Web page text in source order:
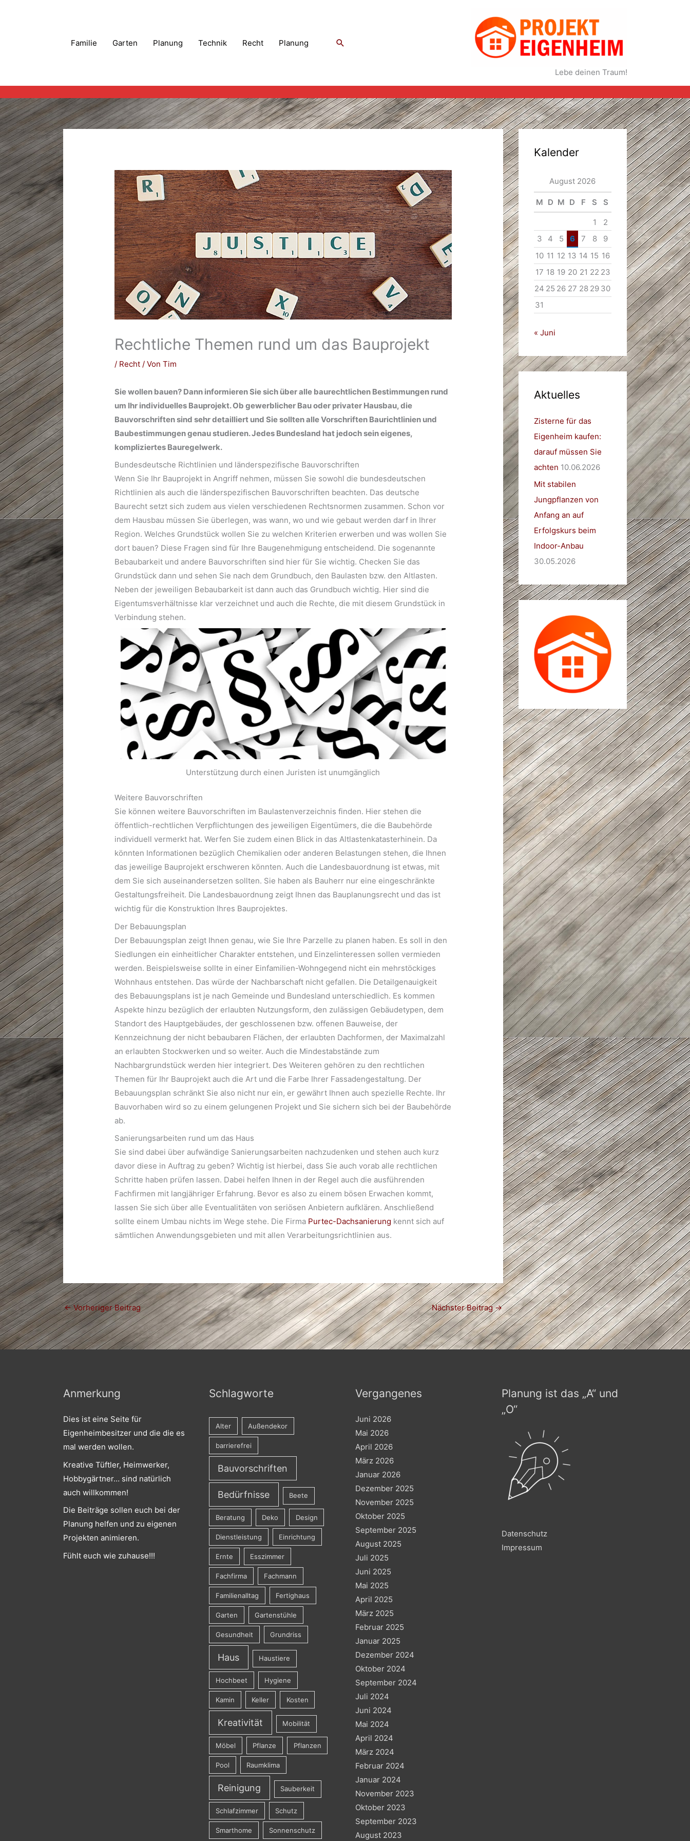
Lebe deinen Traum!
Familie Garten Planung Technik Recht Planung Suchen
Rechtliche Themen rund um das Bauprojekt
/ Recht/ Von Tim
Sie wollen bauen? Dann informieren Sie sich über alle baurechtlichen Bestimmungen rund
um Ihr individuelles Bauprojekt. Ob gewerblicher Bau oder privater Hausbau, die
Bauvorschriften sind sehr detailliert und Sie sollten alle Vorschriften Baurichtlinien und
Baubestimmungen genau studieren. Jedes Bundesland hat jedoch sein eigenes,
kompliziertes Bauregelwerk.
Bundesdeutsche Richtlinien und länderspezifische Bauvorschriften
Wenn Sie Ihr Bauprojekt in Angriff nehmen, müssen Sie sowohl die bundesdeutschen
Richtlinien als auch die länderspezifischen Bauvorschriften beachten. Das deutsche
Baurecht setzt sich zudem aus vielen verschiedenen Rechtsnormen zusammen. Schon vor
dem Hausbau müssen Sie überlegen, was wann, wo und wie gebaut werden darf in Ihrer
Region. Welches Grundstück wollen Sie zu welchen Kriterien erwerben und was wollen Sie
dort bauen? Diese Fragen sind für Ihre Baugenehmigung entscheidend. Die sogenannte
Bebaubarkeit und andere Bauvorschriften sind hier für Sie wichtig. Checken Sie das
Grundstück dann und sehen Sie nach dem Grundbuch, den Baulasten bzw. den Altlasten.
Neben der jeweiligen Bebaubarkeit ist dann auch das Grundbuch wichtig. Hier sind die
Eigentumsverhältnisse klar verzeichnet und auch die Rechte, die mit diesem Grundstück in
Verbindung stehen.
Unterstützung durch einen Juristen ist unumgänglich
Weitere Bauvorschriften
Sie können weitere Bauvorschriften im Baulastenverzeichnis finden. Hier stehen die
öffentlich-rechtlichen Verpflichtungen des jeweiligen Eigentümers, die die Baubehörde
individuell vermerkt hat. Werfen Sie zudem einen Blick in das Altlastenkatasterhinein. Da
könnten Informationen bezüglich Chemikalien oder anderen Belastungen stehen, die Ihnen
das jeweilige Bauprojekt erschweren könnten. Auch die Landesbauordnung ist etwas, mit
dem Sie sich auseinandersetzen sollten. Sie haben als Bauherr nur eine eingeschränkte
Gestaltungsfreiheit. Die Landesbauordnung zeigt Ihnen das Bauplanungsrecht und das ist
wichtig für die Konstruktion Ihres Bauprojektes.
Der Bebauungsplan
Der Bebauungsplan zeigt Ihnen genau, wie Sie Ihre Parzelle zu planen haben. Es soll in den
Siedlungen ein einheitlicher Charakter entstehen, und Einzelinteressen sollen vermieden
werden. Beispielsweise sollte in einer Einfamilien-Wohngegend nicht ein mehrstöckiges
Wohnhaus entstehen. Das würde der Nachbarschaft nicht gefallen. Die Detailgenauigkeit
des Bebauungsplans ist je nach Gemeinde und Bundesland unterschiedlich. Es kommen
Aspekte hinzu bezüglich der erlaubten Nutzungsform, den zulässigen Gebäudetypen, dem
Standort des Hauptgebäudes, der geschlossenen bzw. offenen Bauweise, der
Kennzeichnung der nicht bebaubaren Flächen, der erlaubten Dachformen, der Maximalzahl
an erlaubten Stockwerken und so weiter. Auch die Mindestabstände zum
Nachbargrundstück werden hier integriert. Des Weiteren gehören zu den rechtlichen
Themen für Ihr Bauprojekt auch die Art und die Farbe Ihrer Fassadengestaltung. Der
Bebauungsplan schränkt Sie also nicht nur ein, er gewährt Ihnen auch spezielle Rechte. Ihr
Bauvorhaben wird so zu einem gelungenen Projekt und Sie sichern sich bei der Baubehörde
ab.
Sanierungsarbeiten rund um das Haus
Sie sind dabei über aufwändige Sanierungsarbeiten nachzudenken und stehen auch kurz
davor diese in Auftrag zu geben? Wichtig ist hierbei, dass Sie auch vorab alle rechtlichen
Schritte haben prüfen lassen. Dabei helfen Ihnen in der Regel auch die ausführenden
Fachfirmen mit langjähriger Erfahrung. Bevor es also zu einem bösen Erwachen kommt,
lassen Sie sich über alle Eventualitäten von seriösen Anbietern aufklären. Anschließend
sollte einem Umbau nichts im Wege stehe. Die Firma Purtec-Dachsanierung kennt sich auf
sämtlichen Anwendungsgebieten und mit allen Verarbeitungsrichtlinien aus.
←Vorheriger Beitrag Nächster Beitrag→
Kalender
August 2026
M D M D F S S
1
2
3
4 5 6 7 8
9
10 11 12 13 14 15 16
17 18 19 20 21 22 23
24 25 26 27 28 29 30
31
« Juni
Aktuelles
Zisterne für das
Eigenheim kaufen:
darauf müssen Sie
achten 10.06.2026
Mit stabilen
Jungpflanzen von
Anfang an auf
Erfolgskurs beim
Indoor-Anbau
30.05.2026
Anmerkung
Dies ist eine Seite für
Eigenheimbesitzer und die die es
mal werden wollen.
Kreative Tüftler, Heimwerker,
Hobbygärtner… sind natürlich
auch willkommen!
Die Beiträge sollen euch bei der
Planung helfen und zu eigenen
Projekten animieren.
Fühlt euch wie zuhause!!!
Schlagworte
Alter Außendekor
barrierefrei
Bauvorschriften
Bedürfnisse Beete
Beratung Deko Design
Dienstleistung Einrichtung
Ernte Esszimmer
Fachfirma Fachmann
Familienalltag Fertighaus
Garten Gartenstühle
Gesundheit Grundriss
Haus Haustiere
Hochbeet Hygiene
Kamin Keller Kosten
Kreativität Mobilität
Möbel Pflanze Pflanzen
Pool Raumklima
Reinigung Sauberkeit
Schlafzimmer Schutz
Smarthome Sonnenschutz
Vergangenes
Juni 2026
Mai 2026
April 2026
März 2026
Januar 2026
Dezember 2025
November 2025
Oktober 2025
September 2025
August 2025
Juli 2025
Juni 2025
Mai 2025
April 2025
März 2025
Februar 2025
Januar 2025
Dezember 2024
Oktober 2024
September 2024
Juli 2024
Juni 2024
Mai 2024
April 2024
März 2024
Februar 2024
Januar 2024
November 2023
Oktober 2023
September 2023
August 2023
Planung ist das „A“ und
„O“
Datenschutz
Impressum